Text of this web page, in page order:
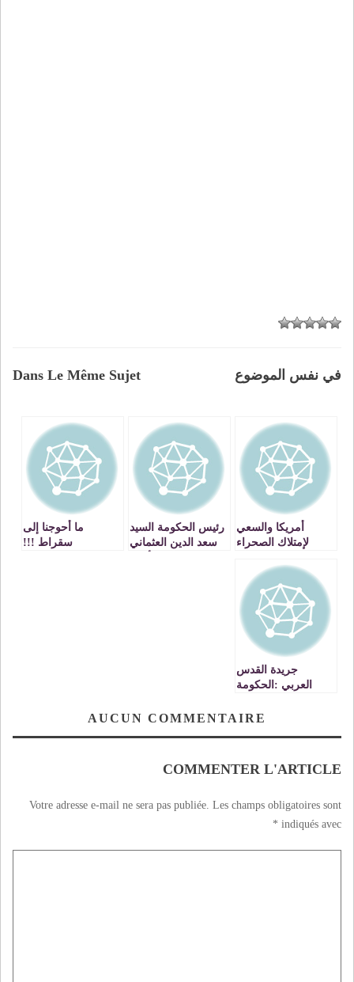
Dans Le Même Sujet في نفس الموضوع
أمريكا والسعي
لإمتلاك الصحراء
رئيس الحكومة السيد
سعد الدين العثماني
ما أحوجنا إلى
سقراط !!!
جريدة القدس
العربي :الحكومة
على المتسولينAUCUN COMMENTAIRE
COMMENTER L'ARTICLE
Votre adresse e-mail ne sera pas publiée. Les champs obligatoires sont
indiqués avec
*